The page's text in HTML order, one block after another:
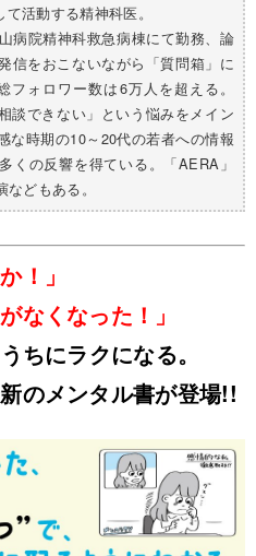
活動する精神科医。
病院精神科救急病棟にて勤務、論
信をおこないながら「質問箱」に
ォロワー数は6万人を超える。
談できない」という悩みをメイン
な時期の10～20代の若者への情報
くの反響を得ている。「AERA」
どもある。
！」
なくなった！」
ちにラクになる。
のメンタル書が登場!!